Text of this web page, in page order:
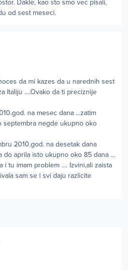
Dakle, kao sto smo vec pisali,
od sest meseci.
da mi kazes da u narednih sest
Italiju ....Ovako da ti preciznije
na mesec dana ...zatim
septembra negde ukupno oko
2010.god. na desetak dana
do aprila isto ukupno oko 85 dana ...
tu imam problem .... Izvini,ali zaista
sam se i svi daju razlicite